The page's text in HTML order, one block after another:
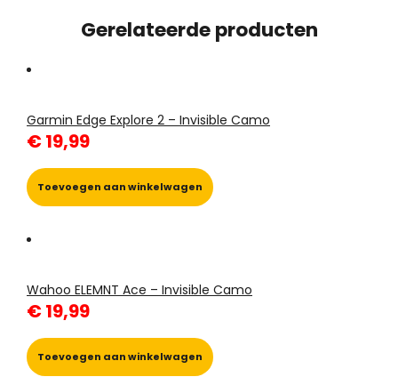
Gerelateerde producten
Garmin Edge Explore 2 – Invisible Camo
€19,99
Toevoegen aan winkelwagen
Wahoo ELEMNT Ace – Invisible Camo
€19,99
Toevoegen aan winkelwagen